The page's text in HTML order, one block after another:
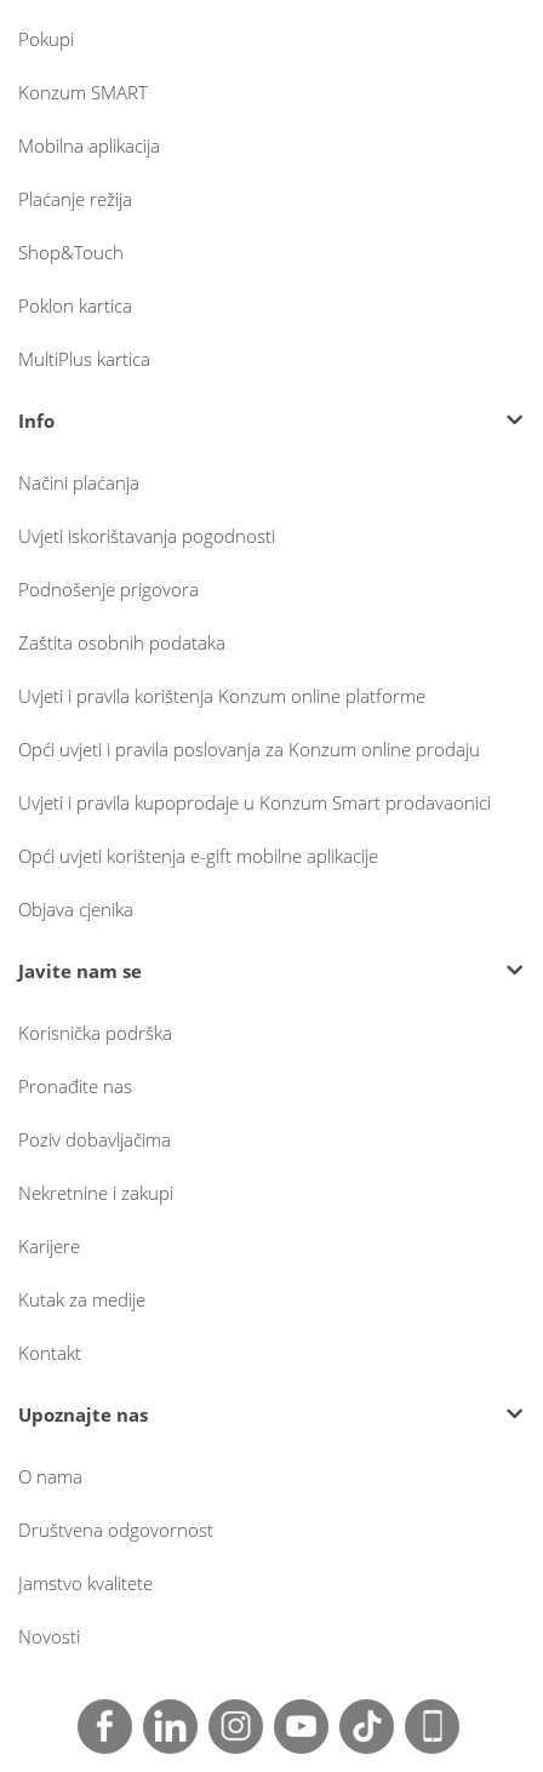
Pokupi
Konzum SMART
Mobilna aplikacija
Plaćanje režija
Shop&Touch
Poklon kartica
MultiPlus kartica
Info
Načini plaćanja
Uvjeti iskorištavanja pogodnosti
Podnošenje prigovora
Zaštita osobnih podataka
Uvjeti i pravila korištenja Konzum online platforme
Opći uvjeti i pravila poslovanja za Konzum online prodaju
Uvjeti i pravila kupoprodaje u Konzum Smart prodavaonici
Opći uvjeti korištenja e-gift mobilne aplikacije
Objava cjenika
Javite nam se
Korisnička podrška
Pronađite nas
Poziv dobavljačima
Nekretnine i zakupi
Karijere
Kutak za medije
Kontakt
Upoznajte nas
O nama
Društvena odgovornost
Jamstvo kvalitete
Novosti